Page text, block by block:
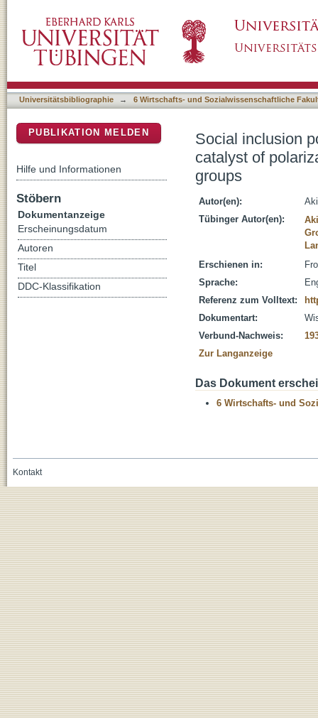
threating the identities of privileged social
Universitätsbibliographie → 6 Wirtschafts- und Sozialwissenschaftliche
Social inclusion
catalyst of
groups
Autor(en):
Tübinger Autor(en):
Erschienen in:
Sprache:
Referenz zum Volltext:
Dokumentart:
Verbund-Nachweis:
Zur Langanzeige
Das Dokument
6 Wirtschafts- und
PUBLIKATION MELDEN
Hilfe und Informationen
Stöbern
Dokumentanzeige
Erscheinungsdatum
Autoren
Titel
DDC-Klassifikation
Kontakt